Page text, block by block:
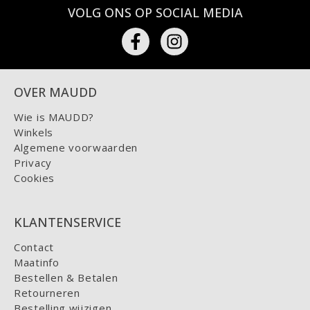
VOLG ONS OP SOCIAL MEDIA
OVER MAUDD
Wie is MAUDD?
Winkels
Algemene voorwaarden
Privacy
Cookies
KLANTENSERVICE
Contact
Maatinfo
Bestellen & Betalen
Retourneren